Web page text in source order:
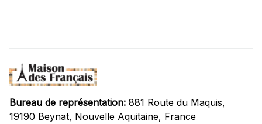
Bureau de représentation: 881 Route du Maquis,
19190 Beynat, Nouvelle Aquitaine, France